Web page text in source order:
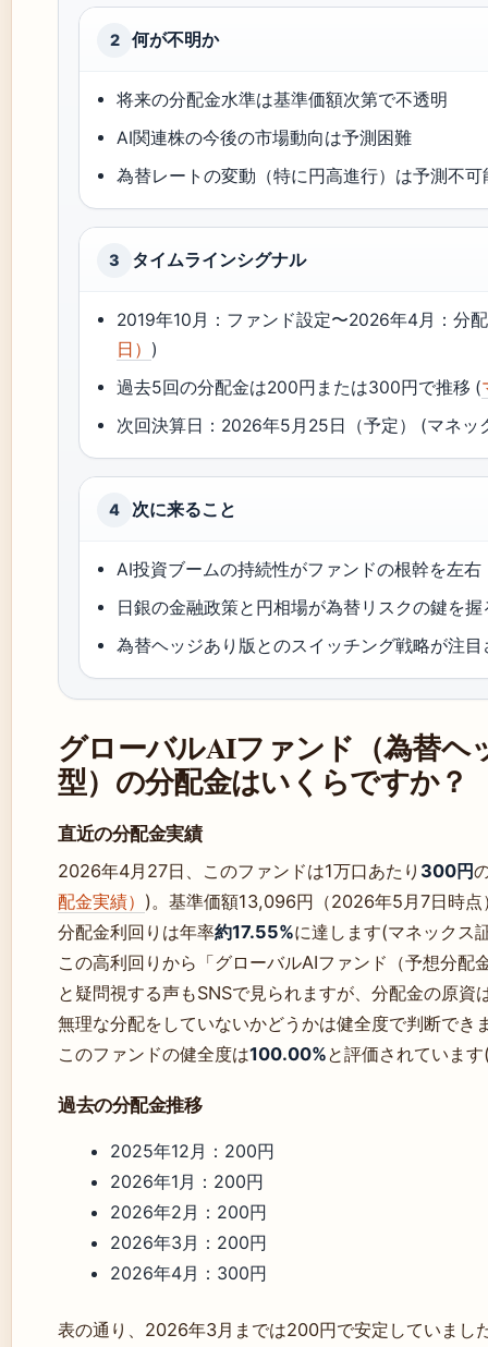
2 何が不明か
将来の分配金水準は基準価額次第で不透明
AI関連株の今後の市場動向は予測困難
為替レートの変動（特に円高進行）は予測不可
3 タイムラインシグナル
2019年10月：ファンド設定〜2026年4月：分
日） )
過去5回の分配金は200円または300円で推移 (
次回決算日：2026年5月25日（予定） (マネッ
4 次に来ること
AI投資ブームの持続性がファンドの根幹を左右
日銀の金融政策と円相場が為替リスクの鍵を握
為替ヘッジあり版とのスイッチング戦略が注目
グローバルAIファンド（為替ヘ
型）の分配金はいくらですか？
直近の分配金実績
2026年4月27日、このファンドは1万口あたり 300円
配金実績） )。基準価額13,096円（2026年5月7日時点
分配金利回りは年率約17.55%に達します(マネックス
この高利回りから「グローバルAIファンド（予想分配
と疑問視する声もSNSで見られますが、分配金の原資
無理な分配をしていないかどうかは健全度で判断でき
このファンドの健全度は100.00%と評価されていま
過去の分配金推移
2025年12月：200円
2026年1月：200円
2026年2月：200円
2026年3月：200円
2026年4月：300円
表の通り、2026年3月までは200円で安定していまし